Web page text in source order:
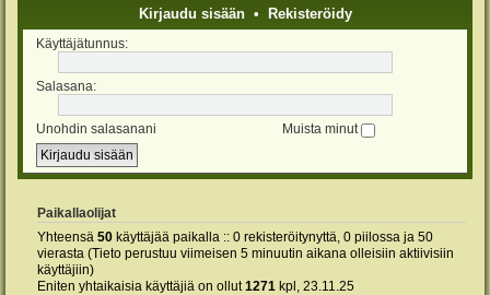
Kirjaudu sisään• Rekisteröidy
Käyttäjätunnus:
Salasana:
Unohdin salasanani Muista minut
Paikallaolijat
Yhteensä 50 käyttäjää paikalla :: 0 rekisteröitynyttä, 0 piilossa ja 50
vierasta (Tieto perustuu viimeisen 5 minuutin aikana olleisiin aktiivisiin
käyttäjiin)
Eniten yhtaikaisia käyttäjiä on ollut1271 kpl, 23.11.25